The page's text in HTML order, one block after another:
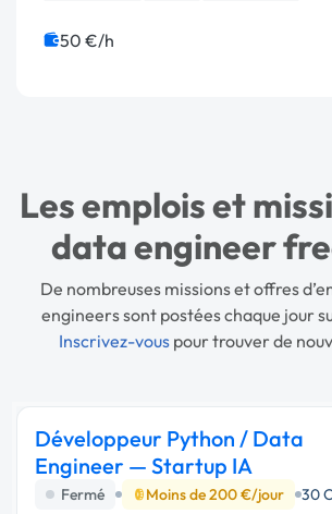
50 €/h
Les emplois et
data engineer
De nombreuses missions et offres
engineers sont postées chaque jour
Inscrivez-vouspour trouver de
Développeur Python / Data
Engineer — Startup IA
Fermé Moins de 200 €/jour 30